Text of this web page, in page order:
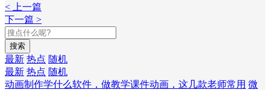
< 上一篇
下一篇 >
搜索
最新 热点 随机
最新 热点 随机
动画制作学什么软件，做教学课件动画，这几款老师常用 微